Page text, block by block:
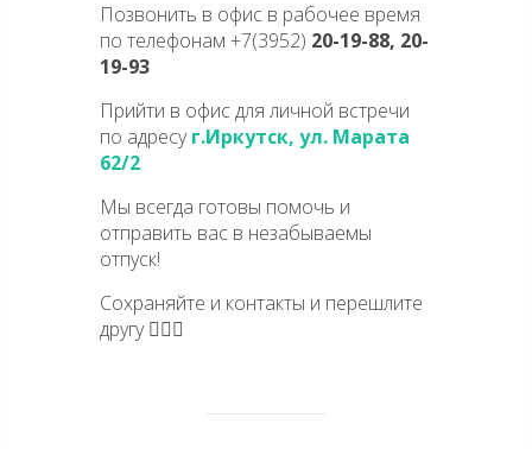
Позвонить в офис в рабочее время
по телефонам +7(3952) 20-19-88, 20-
19-93
Прийти в офис для личной встречи
по адресуг.Иркутск, ул. Марата
62/2
Мы всегда готовы помочь и
отправить вас в незабываемы
отпуск!
Сохраняйте и контакты и перешлите
другу 👌🏻💕